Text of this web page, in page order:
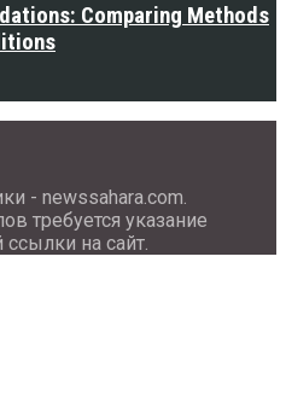
Comparing Methods
- newssahara.com.
требуется указание
на сайт.